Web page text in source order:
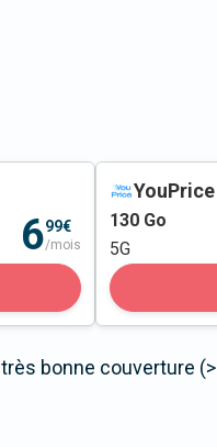
699€
/mois
130 Go
5G
bonne couverture